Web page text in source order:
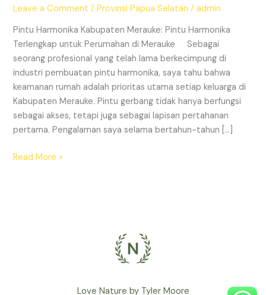
Leave a Comment /Provinsi Papua Selatan /admin
Pintu Harmonika Kabupaten Merauke: Pintu Harmonika
Terlengkap untuk Perumahan di Merauke Sebagai
seorang profesional yang telah lama berkecimpung di
industri pembuatan pintu harmonika, saya tahu bahwa
keamanan rumah adalah prioritas utama setiap keluarga di
Kabupaten Merauke. Pintu gerbang tidak hanya berfungsi
sebagai akses, tetapi juga sebagai lapisan pertahanan
pertama. Pengalaman saya selama bertahun-tahun […]
Terlengkap
Perumahan
di
Merauke
Read More »
Love Nature by Tyler Moore